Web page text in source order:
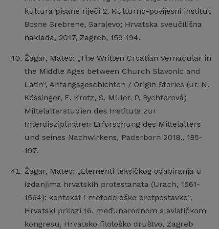
kultura pisane riječi 2, Kulturno-povijesni institut
Bosne Srebrene, Sarajevo; Hrvatska sveučilišna
naklada, 2017, Zagreb, 159-194.
Žagar, Mateo: „The Written Croatian Vernacular in
the Middle Ages between Church Slavonic and
Latin“, Anfangsgeschichten / Origin Stories (ur. N.
Kössinger, E. Krotz, S. Müler, P. Rychterová)
Mittelalterstudien des Instituts zur
Interdisziplinären Erforschung des Mittelalters
und seines Nachwirkens, Paderborn 2018., 185-
197.
Žagar, Mateo: „Elementi leksičkog odabiranja u
izdanjima hrvatskih protestanata (Urach, 1561-
1564): kontekst i metodološke pretpostavke“,
Hrvatski prilozi 16. međunarodnom slavističkom
kongresu, Hrvatsko filološko društvo, Zagreb